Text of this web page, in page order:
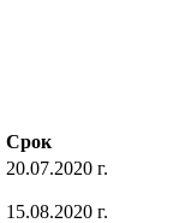
Срок
20.07.2020 г.
15.08.2020 г.